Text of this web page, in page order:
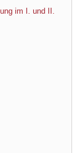
im I. und II.